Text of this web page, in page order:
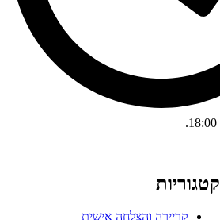
קטגוריות
קריירה והצלחה אישית